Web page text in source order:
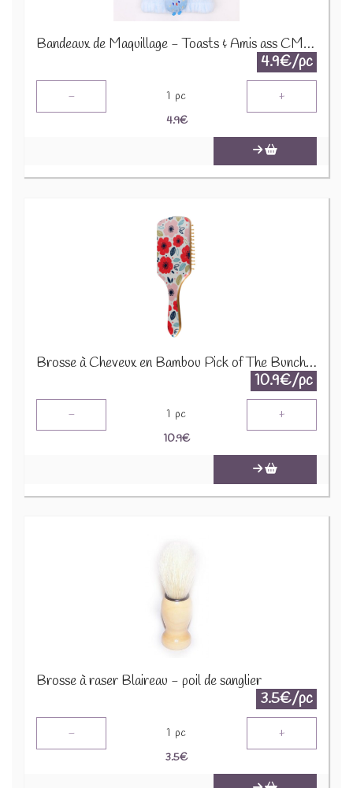
Bandeaux de Maquillage - Toasts & Amis ass CMH-05
4.9€/pc
- 1 pc +
4.9€
Brosse à Cheveux en Bambou Pick of The Bunch - Coquelicots BRU18
10.9€/pc
- 1 pc +
10.9€
Brosse à raser Blaireau - poil de sanglier
3.5€/pc
- 1 pc +
3.5€